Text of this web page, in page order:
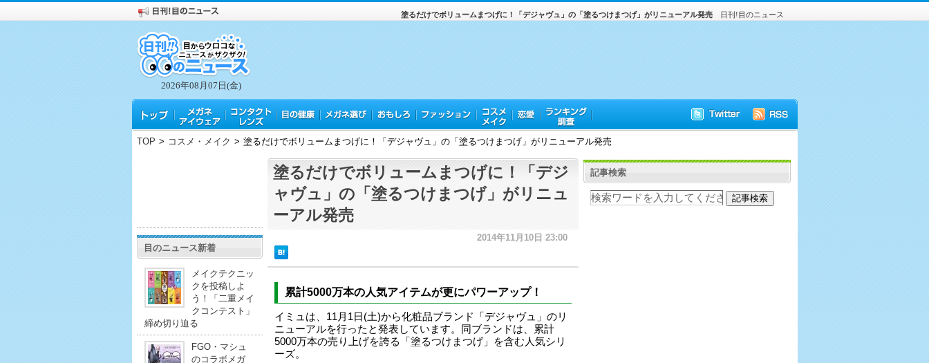
2026年08月07日(金)
日刊!目のニュース
塗るだけでボリュームまつげに！「デジャヴュ」の「塗るつけまつげ」がリニューアル発売
TOP > コスメ・メイク > 塗るだけでボリュームまつげに！「デジャヴュ」の「塗るつけまつげ」がリニューアル発売
目のニュース新着
メイクテクニッ
クを投稿しよ
う！「二重メイ
クコンテスト」
締め切り迫る
FGO・マシュ
のコラボメガ
塗るだけでボリュームまつげに！「デジ
ャヴュ」の「塗るつけまつげ」がリニュ
ーアル発売
2014年11月10日 23:00
累計5000万本の人気アイテムが更にパワーアップ！
イミュは、11月1日(土)から化粧品ブランド「デジャヴュ」のリ
ニューアルを行ったと発表しています。同ブランドは、累計
5000万本の売り上げを誇る「塗るつけまつげ」を含む人気シリ
ーズ。
記事検索